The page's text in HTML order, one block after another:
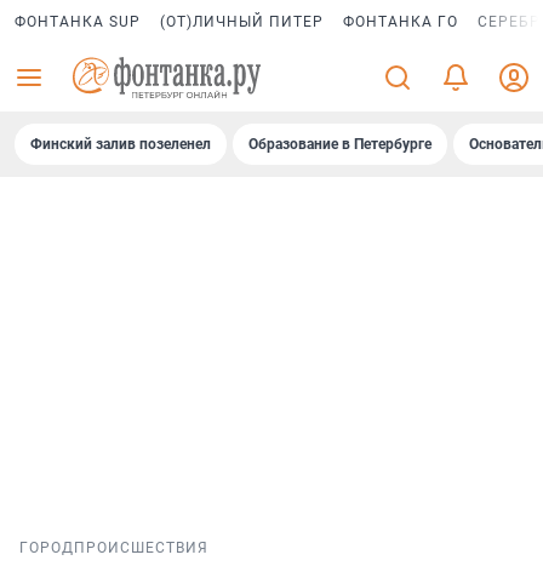
ФОНТАНКА SUP (ОТ)ЛИЧНЫЙ ПИТЕР ФОНТАНКА ГО
Финский залив позеленел Образование в Петербурге
ГОРОД ПРОИСШЕСТВИЯ